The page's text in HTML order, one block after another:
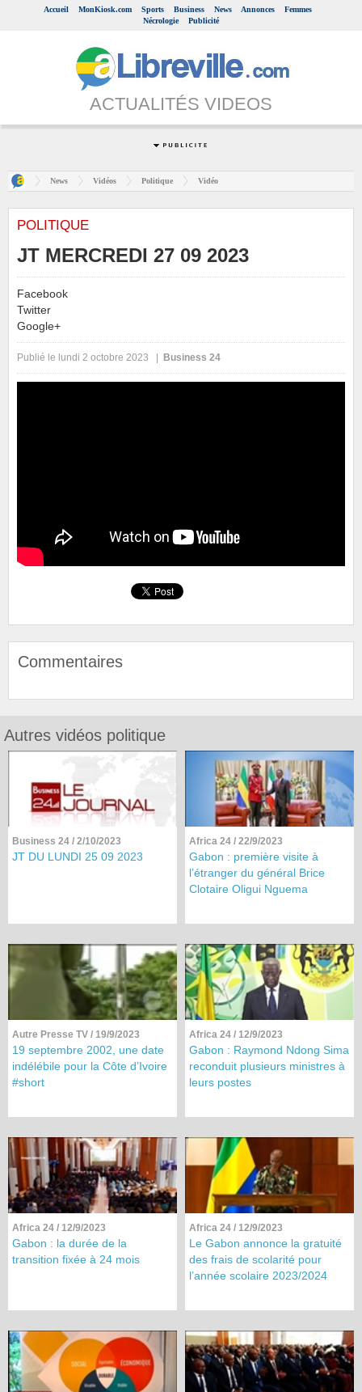
Accueil MonKiosk.com Sports Business News Annonces
Femmes
Nécrologie
Publicité
ACTUALITÉS VIDEOS
News Vidéos Politique Vidéo
POLITIQUE
JT MERCREDI 27 09 2023
Facebook
Twitter
Google+
Publié le lundi 2 octobre 2023 | Business 24
Commentaires
Autres vidéos politique
Business 24 / 2/10/2023
JT DU LUNDI 25 09 2023
Africa 24 / 22/9/2023
Gabon : première visite à
l’étranger du général Brice
Clotaire Oligui Nguema
Autre Presse TV / 19/9/2023
19 septembre 2002, une date
indélébile pour la Côte d’Ivoire
#short
Africa 24 / 12/9/2023
Gabon : Raymond Ndong Sima
reconduit plusieurs ministres à
leurs postes
Africa 24 / 12/9/2023
Gabon : la durée de la
transition fixée à 24 mois
Africa 24 / 12/9/2023
Le Gabon annonce la gratuité
des frais de scolarité pour
l’année scolaire 2023/2024